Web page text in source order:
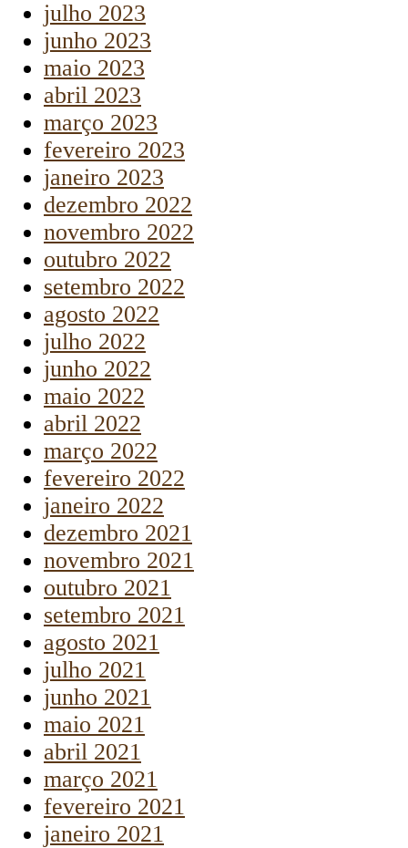
julho 2023
junho 2023
maio 2023
abril 2023
março 2023
fevereiro 2023
janeiro 2023
dezembro 2022
novembro 2022
outubro 2022
setembro 2022
agosto 2022
julho 2022
junho 2022
maio 2022
abril 2022
março 2022
fevereiro 2022
janeiro 2022
dezembro 2021
novembro 2021
outubro 2021
setembro 2021
agosto 2021
julho 2021
junho 2021
maio 2021
abril 2021
março 2021
fevereiro 2021
janeiro 2021